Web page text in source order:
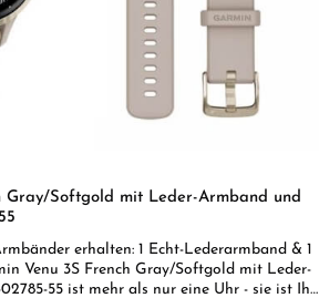
Gray/Softgold mit Leder-Armband und
erhalten: 1 Echt-Lederarmband & 1
Venu 3S French Gray/Softgold mit Leder-
55 ist mehr als nur eine Uhr - sie ist Ihr